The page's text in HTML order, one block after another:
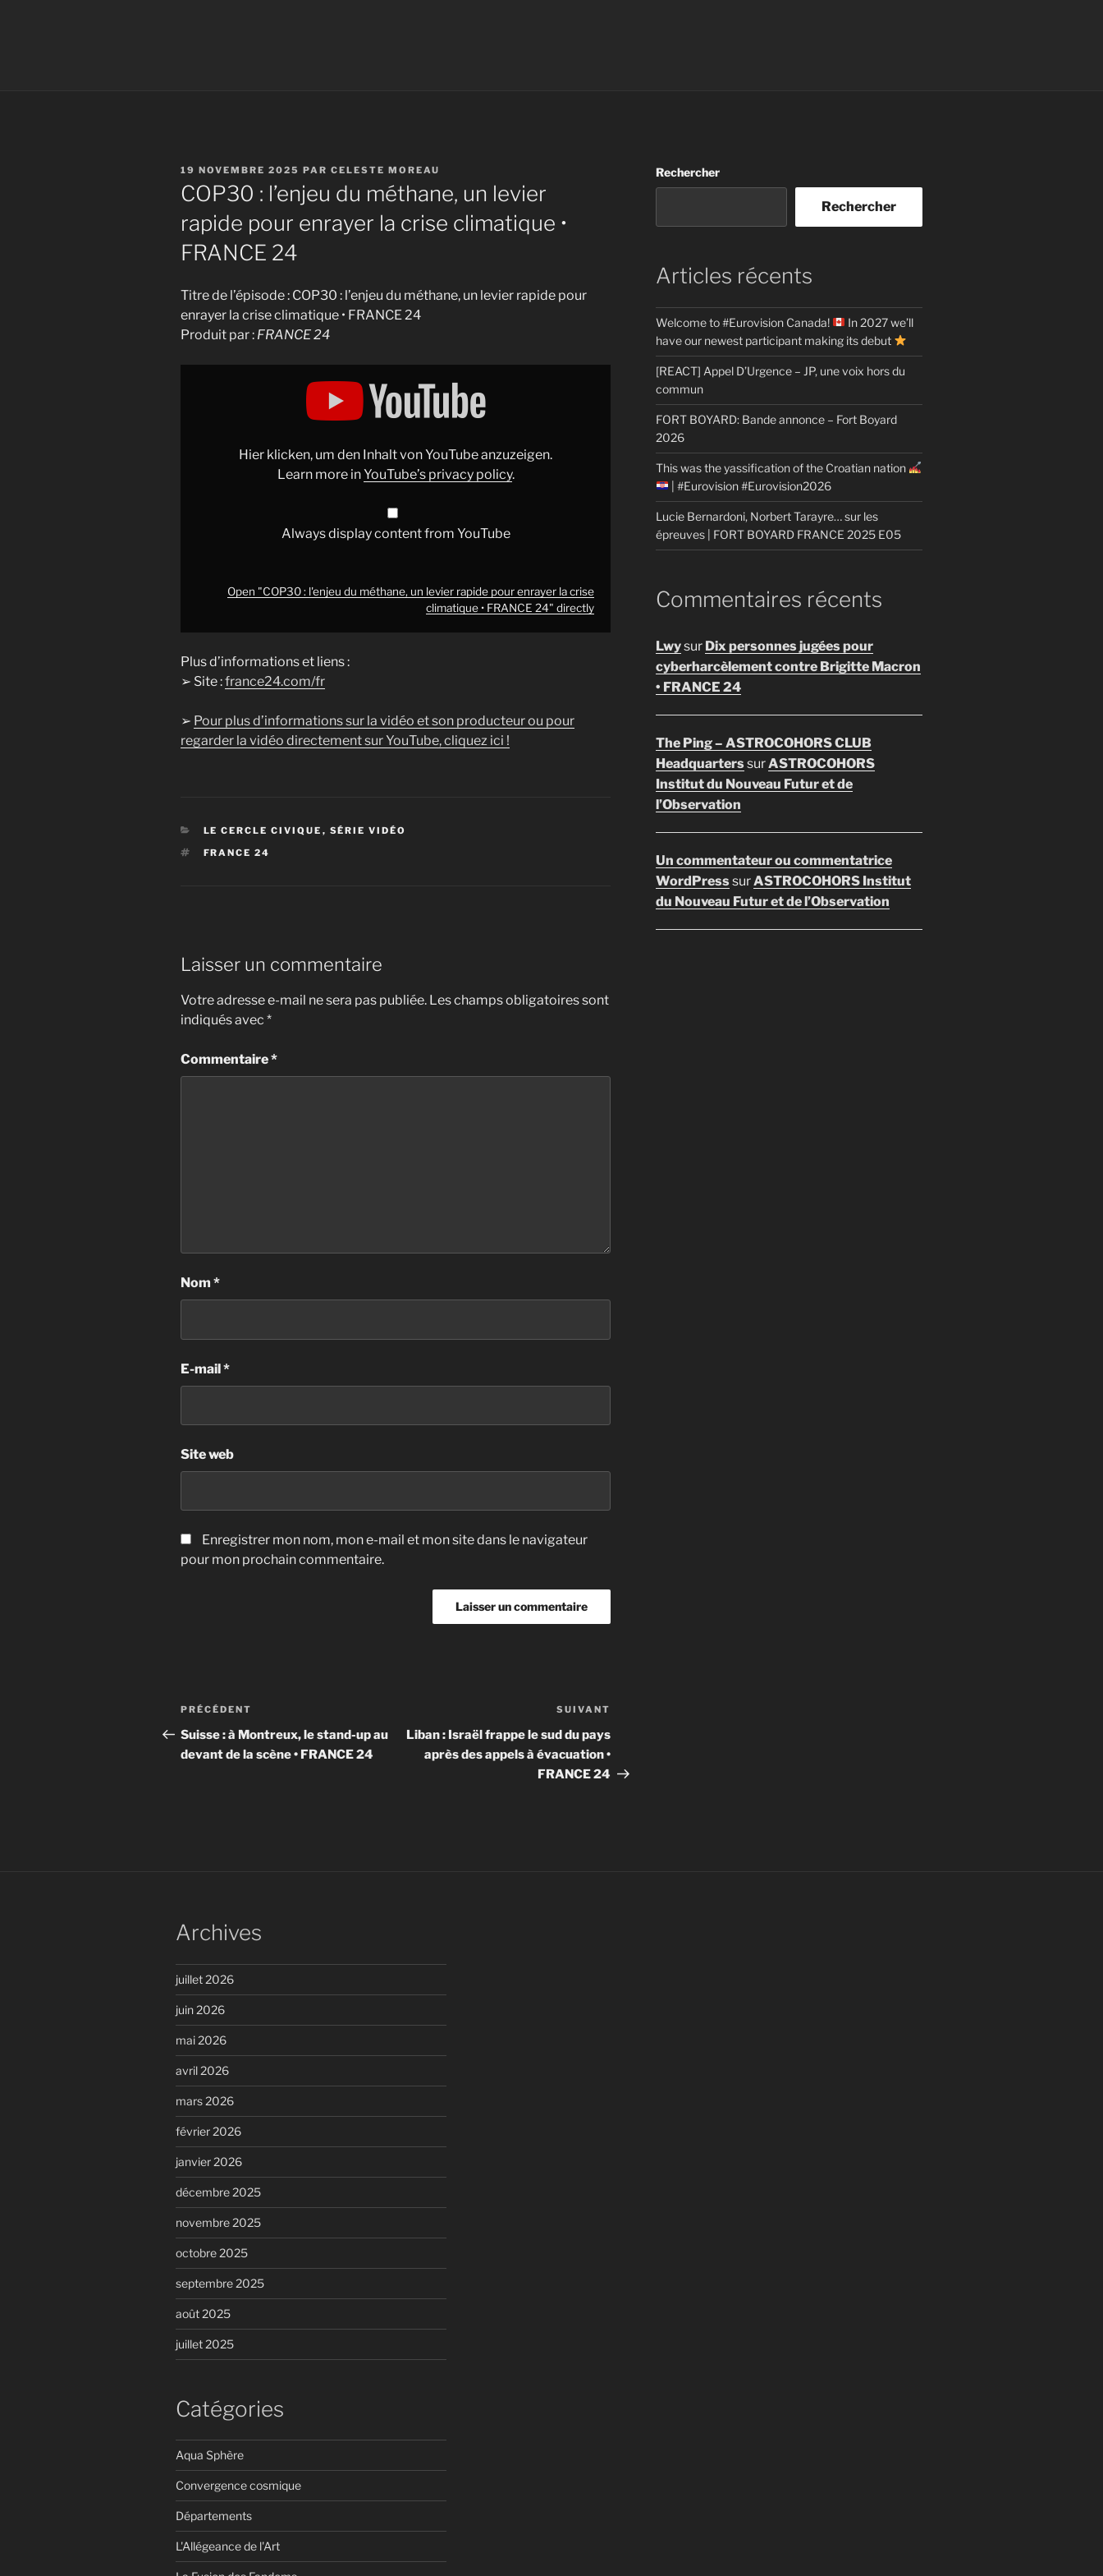
PUBLIÉ
LE
19 NOVEMBRE 2025 PAR CELESTE MOREAU
COP30 : l’enjeu du méthane, un levier
rapide pour enrayer la crise climatique •
FRANCE 24
Titre de l’épisode : COP30 : l’enjeu du méthane, un levier rapide pour
enrayer la crise climatique • FRANCE 24
Produit par : FRANCE 24
climatique
FRANCE
24"
YouTube
Hier klicken, um den Inhalt von YouTube anzuzeigen.
Learn more inYouTube’s privacy policy.
Always display content from YouTube
Open "COP30 : l'enjeu du méthane, un levier rapide pour enrayer la crise
climatique • FRANCE 24" directly
Plus d’informations et liens :
➢ Site :france24.com/fr
➢ Pour plus d’informations sur la vidéo et son producteur ou pour
regarder la vidéo directement sur YouTube, cliquez ici !
CATÉGORIES
LE CERCLE CIVIQUE , SÉRIE VIDÉO
ÉTIQUETTES
FRANCE 24
Laisser un commentaire
Votre adresse e-mail ne sera pas publiée. Les champs obligatoires sont
indiqués avec *
Commentaire*
Nom *
E-mail*
Site web
Enregistrer mon nom, mon e-mail et mon site dans le navigateur
pour mon prochain commentaire.
Navigation
de
l’article
Article
précédent
PRÉCÉDENT
Suisse : à Montreux, le stand-up au
devant de la scène • FRANCE 24
suivant
SUIVANT
Liban : Israël frappe le sud du pays
après des appels à évacuation •
FRANCE 24
Rechercher
Rechercher
Articles récents
Welcome to #Eurovision Canada!
In 2027 we’ll
have our newest participant making its debut
[REACT] Appel D’Urgence – JP, une voix hors du
commun
FORT BOYARD: Bande annonce – Fort Boyard
2026
This was the yassification of the Croatian nation
| #Eurovision #Eurovision2026
Lucie Bernardoni, Norbert Tarayre… sur les
épreuves | FORT BOYARD FRANCE 2025 E05
Commentaires récents
Lwysur Dix personnes jugées pour
cyberharcèlement contre Brigitte Macron
• FRANCE 24
The Ping – ASTROCOHORS CLUB
HeadquarterssurASTROCOHORS
Institut du Nouveau Futur et de
l’Observation
Un commentateur ou commentatrice
WordPresssurASTROCOHORS Institut
du Nouveau Futur et de l’Observation
Archives
juillet 2026
juin 2026
mai 2026
avril 2026
mars 2026
février 2026
janvier 2026
décembre 2025
novembre 2025
octobre 2025
septembre 2025
août 2025
juillet 2025
Catégories
Aqua Sphère
Convergence cosmique
Départements
L'Allégeance de l'Art